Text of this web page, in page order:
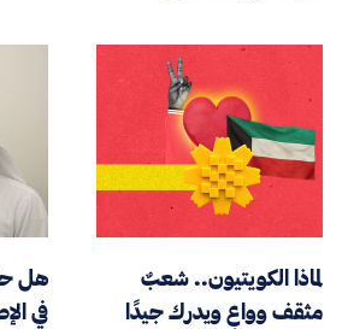
لماذا الكويتيون.. شعبٌ
مثقف وواعٍ ويدرك جيدًا
هل
في